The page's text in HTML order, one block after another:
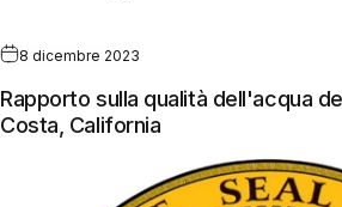
8 dicembre 2023
Rapporto sulla qualità dell'acqua
Costa, California